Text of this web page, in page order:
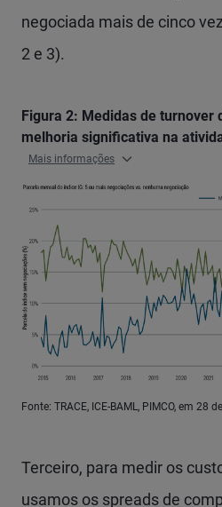
negociada mais de cinco
2 e 3).
Figura 2: Medidas de turnover
melhoria significativa na
Mais informações
Fonte: TRACE, ICE-BAML, PIMCO, em 28
Terceiro, para medir os
usamos os spreads de